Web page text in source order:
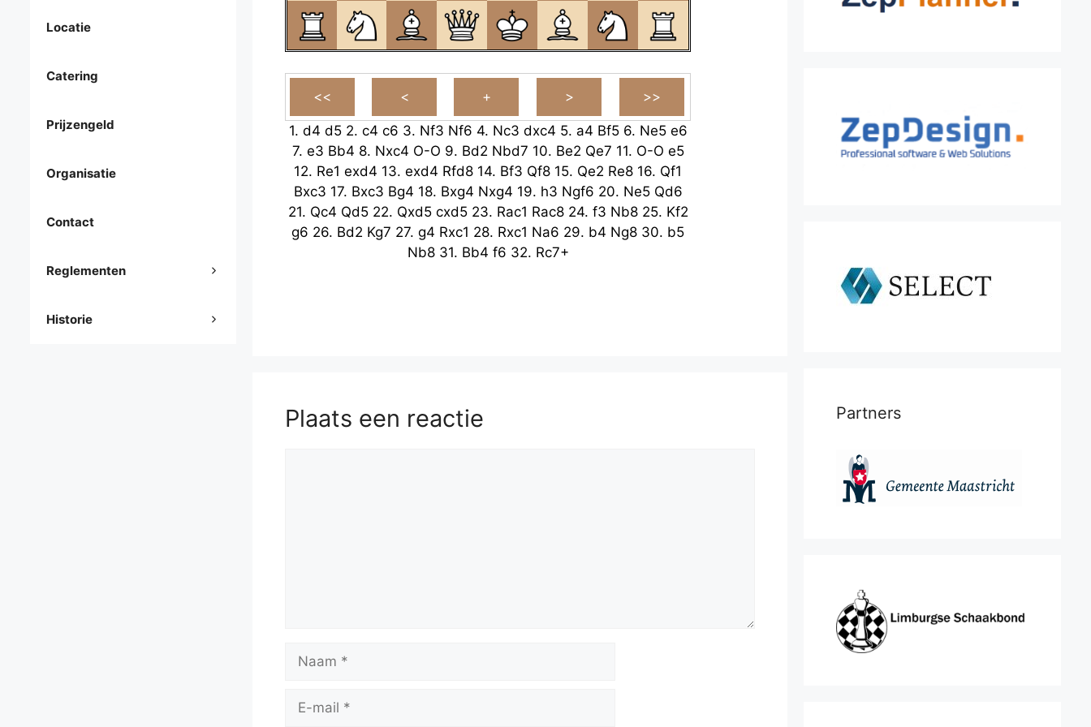
1. d4 d5 2. c4 c6 3. Nf3 Nf6 4. Nc3 dxc4 5. a4 Bf5 6. Ne5 e6
7. e3 Bb4 8. Nxc4 O-O 9. Bd2 Nbd7 10. Be2 Qe7 11. O-O e5
12. Re1 exd4 13. exd4 Rfd8 14. Bf3 Qf8 15. Qe2 Re8 16. Qf1
Bxc3 17. Bxc3 Bg4 18. Bxg4 Nxg4 19. h3 Ngf6 20. Ne5 Qd6
21. Qc4 Qd5 22. Qxd5 cxd5 23. Rac1 Rac8 24. f3 Nb8 25. Kf2
g6 26. Bd2 Kg7 27. g4 Rxc1 28. Rxc1 Na6 29. b4 Ng8 30. b5
Nb8 31. Bb4 f6 32. Rc7+
Plaats een reactie
mail
Locatie
Catering
Prijzengeld
Organisatie
Contact
Reglementen
Historie
Partners